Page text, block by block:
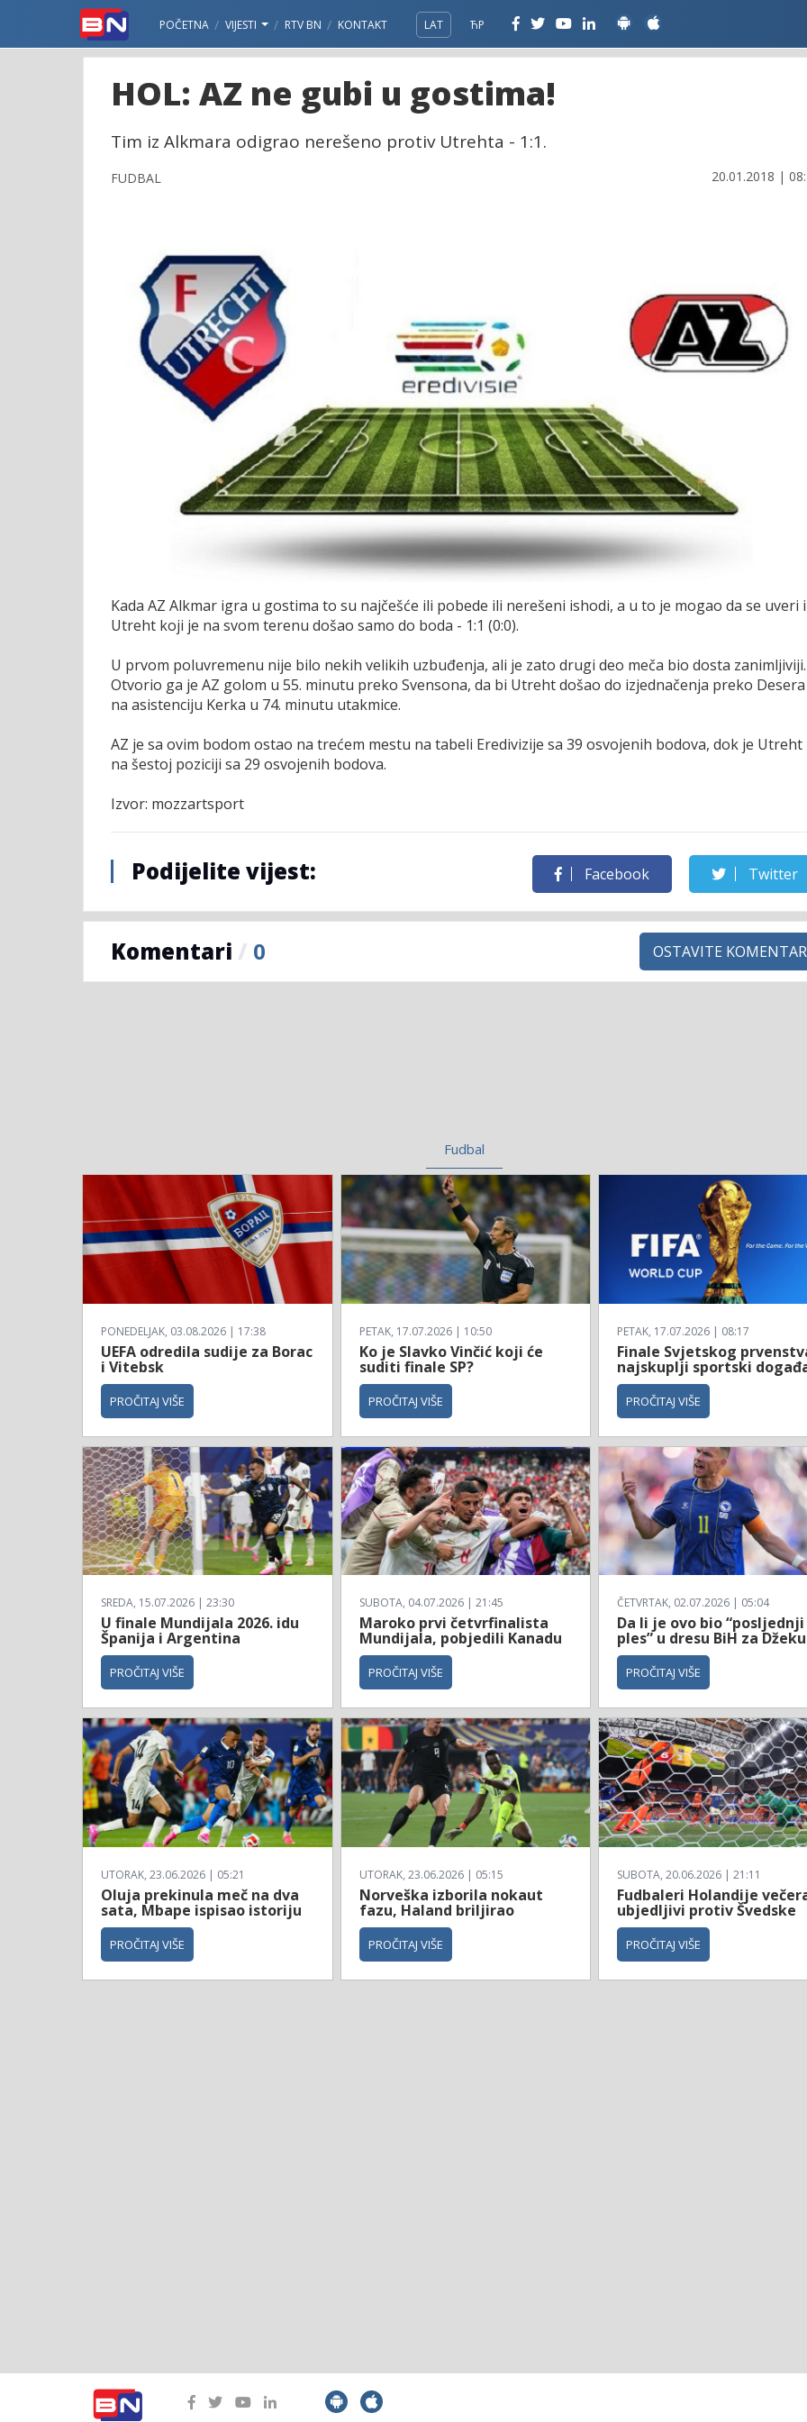
POČETNA VIJESTI RTV BN KONTAKT LAT ЋР
HOL: AZ ne gubi u gostima!
Tim iz Alkmara odigrao nerešeno protiv Utrehta - 1:1.
FUDBAL 20.01.2018 |
Kada AZ Alkmar igra u gostima to su najčešće ili pobede ili nerešeni ishodi, a u to je mogao da se uveri i
Utreht koji je na svom terenu došao samo do boda - 1:1 (0:0).
U prvom poluvremenu nije bilo nekih velikih uzbuđenja, ali je zato drugi deo meča bio dosta zanimljiviji.
Otvorio ga je AZ golom u 55. minutu preko Svensona, da bi Utreht došao do izjednačenja preko Desera
na asistenciju Kerka u 74. minutu utakmice.
AZ je sa ovim bodom ostao na trećem mestu na tabeli Eredivizije sa 39 osvojenih bodova, dok je Utreht
na šestoj poziciji sa 29 osvojenih bodova.
Izvor: mozzartsport
Podijelite vijest: Facebook Twitter
Komentari / 0 OSTAVITE KOMENTAR
Fudbal
PONEDELJAK, 03.08.2026 | 17:38
UEFA odredila sudije za Borac
i Vitebsk
PROČITAJ VIŠE
PETAK, 17.07.2026 | 10:50
Ko je Slavko Vinčić koji će
suditi finale SP?
PROČITAJ VIŠE
PETAK, 17.07.2026 | 08:17
Finale Svjetskog
najskuplji sportski
PROČITAJ VIŠE
SREDA, 15.07.2026 | 23:30
U finale Mundijala 2026. idu
Španija i Argentina
PROČITAJ VIŠE
SUBOTA, 04.07.2026 | 21:45
Maroko prvi četvrfinalista
Mundijala, pobjedili Kanadu
PROČITAJ VIŠE
ČETVRTAK, 02.07.2026 | 05:04
Da li je ovo bio “posljednji
ples” u dresu BiH za Džeku
PROČITAJ VIŠE
UTORAK, 23.06.2026 | 05:21
Oluja prekinula meč na dva
sata, Mbape ispisao istoriju
PROČITAJ VIŠE
UTORAK, 23.06.2026 | 05:15
Norveška izborila nokaut
fazu, Haland briljirao
PROČITAJ VIŠE
SUBOTA, 20.06.2026 | 21:11
Fudbaleri Holandije
ubjedljivi protiv Švedske
PROČITAJ VIŠE